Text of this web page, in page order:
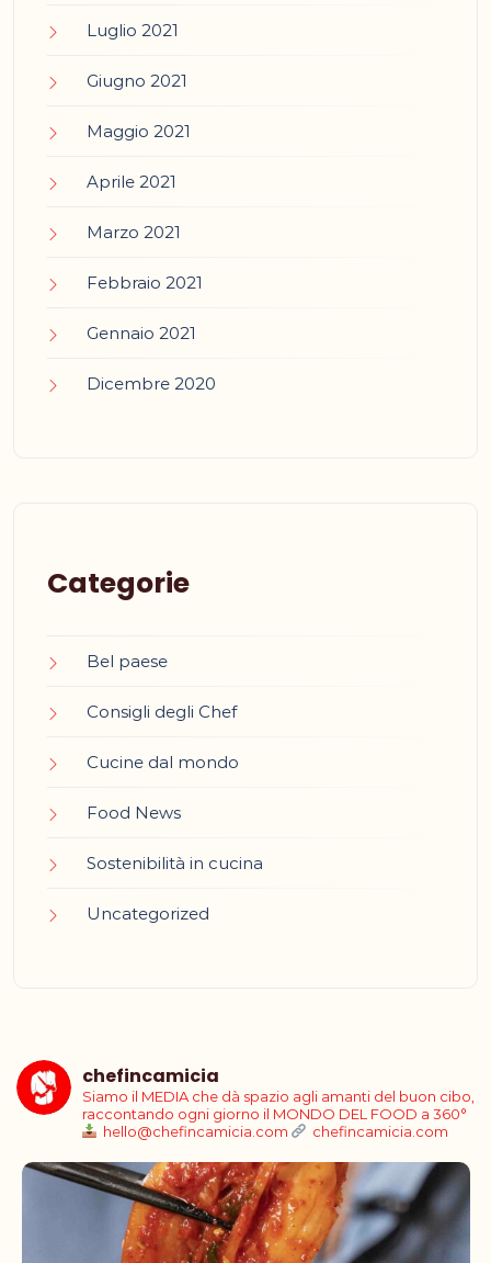
Luglio 2021
Giugno 2021
Maggio 2021
Aprile 2021
Marzo 2021
Febbraio 2021
Gennaio 2021
Dicembre 2020
Categorie
Bel paese
Consigli degli Chef
Cucine dal mondo
Food News
Sostenibilità in cucina
Uncategorized
chefincamicia
Siamo il MEDIA che dà spazio agli amanti del buon cibo,
raccontando ogni giorno il MONDO DEL FOOD a 360°
hello@chefincamicia.com
chefincamicia.com